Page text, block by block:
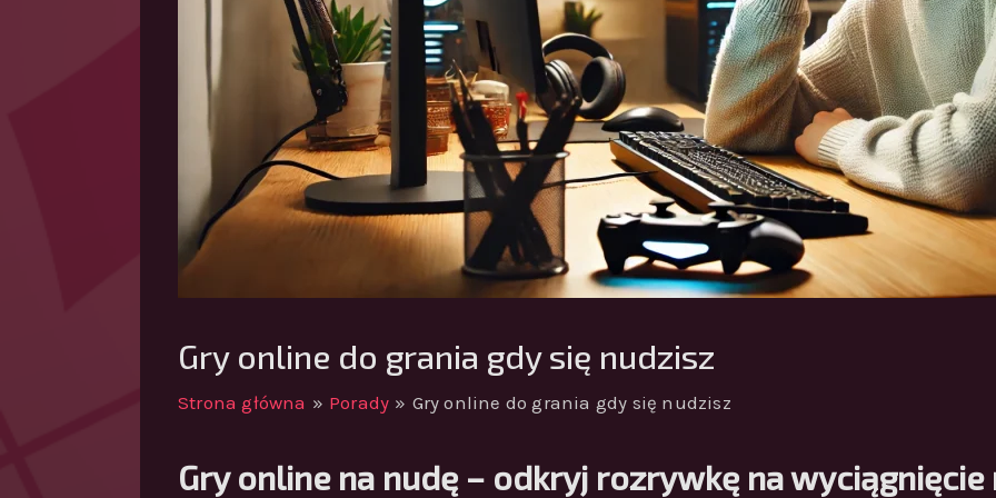
Gry online do grania gdy się nudzisz
Strona główna Porady Gry online do grania gdy się nudzisz
Gry online na nudę – odkryj rozrywkę na wyciągnięcie